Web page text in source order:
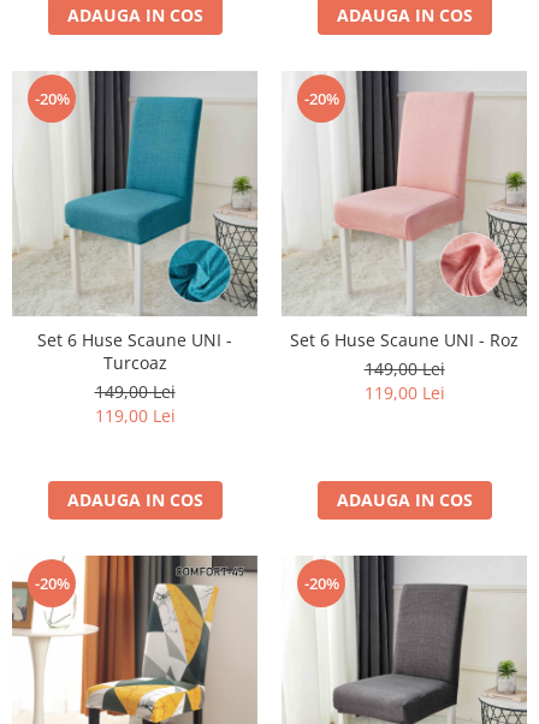
ADAUGA IN COS ADAUGA IN COS
-20%
Set 6 Huse Scaune UNI -
Turcoaz
149,00 Lei
119,00 Lei
ADAUGA IN COS
-20%
Set 6 Huse Scaune UNI - Roz
149,00 Lei
119,00 Lei
ADAUGA IN COS
-20% -20%